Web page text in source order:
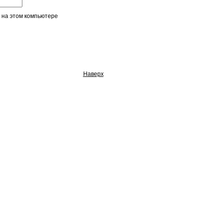
этом компьютере
Наверх